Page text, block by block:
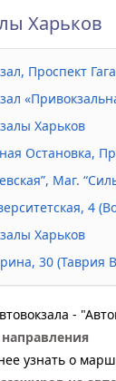
Харьков
Проспект
Харьков
Остановка,
Маг.
4
Харьков
30 (Таврия
-
узнать о